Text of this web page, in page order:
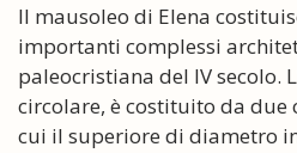
Il mausoleo di Elena
importanti complessi
paleocristiana del IV secolo.
circolare, è costituito da
cui il superiore di diametro